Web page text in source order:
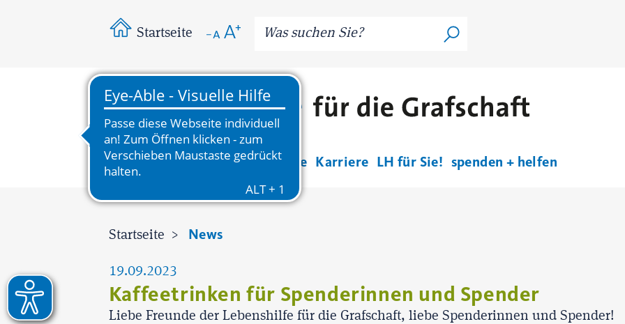
Startseite
News Wissenswertes Bereiche Karriere LH für Sie! spenden + helfen
Startseite News
19.09.2023
Kaffeetrinken für Spenderinnen und Spender
Liebe Freunde der Lebenshilfe für die Grafschaft, liebe Spenderinnen und Spender!